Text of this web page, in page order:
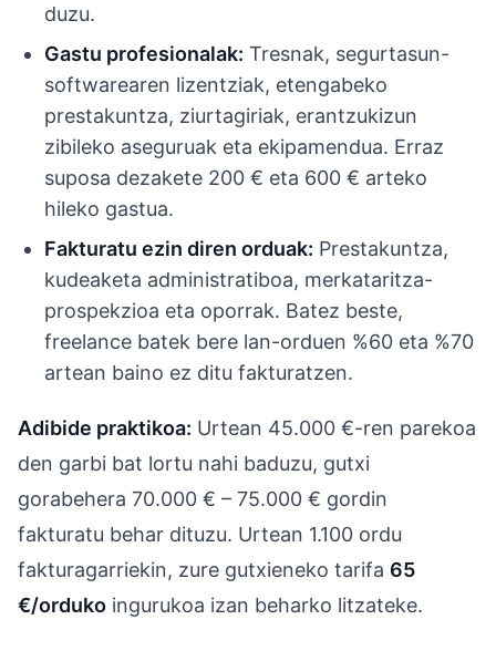
duzu.
Gastu profesionalak: Tresnak, segurtasun-
softwarearen lizentziak, etengabeko
prestakuntza, ziurtagiriak, erantzukizun
zibileko aseguruak eta ekipamendua. Erraz
suposa dezakete 200 € eta 600 € arteko
hileko gastua.
Fakturatu ezin diren orduak: Prestakuntza,
kudeaketa administratiboa, merkataritza-
prospekzioa eta oporrak. Batez beste,
freelance batek bere lan-orduen %60 eta %70
artean baino ez ditu fakturatzen.
Adibide praktikoa: Urtean 45.000 €-ren parekoa
den garbi bat lortu nahi baduzu, gutxi
gorabehera 70.000 € – 75.000 € gordin
fakturatu behar dituzu. Urtean 1.100 ordu
fakturagarriekin, zure gutxieneko tarifa 65
€/orduko ingurukoa izan beharko litzateke.